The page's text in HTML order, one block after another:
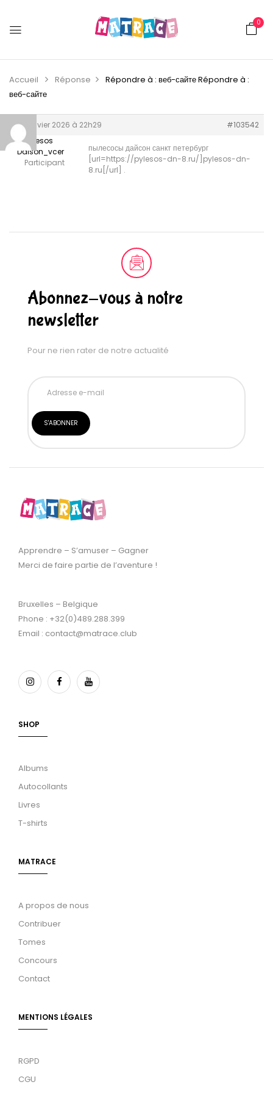
0
Accueil Réponse Répondre à : веб-сайтеRépondre à :
веб-сайте
29 janvier 2026 à 22h29
#103542
Pilesos
Daison_vcer
Participant
пылесосы дайсон санкт петербург
[url=https://pylesos-dn-8.ru/]pylesos-dn-
8.ru[/url] .
Abonnez-vous à notre
newsletter
Pour ne rien rater de notre actualité
Apprendre – S’amuser – Gagner
Merci de faire partie de l’aventure !
Bruxelles – Belgique
Phone : +32(0)489.288.399
Email : contact@matrace.club
SHOP
Albums
Autocollants
Livres
T-shirts
MATRACE
A propos de nous
Contribuer
Tomes
Concours
Contact
MENTIONS LÉGALES
RGPD
CGU